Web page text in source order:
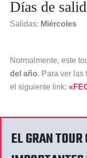
Días de
Salidas: Miércoles
Normalmente, este
del año. Para ver las
el siguiente link:
EL GRAN